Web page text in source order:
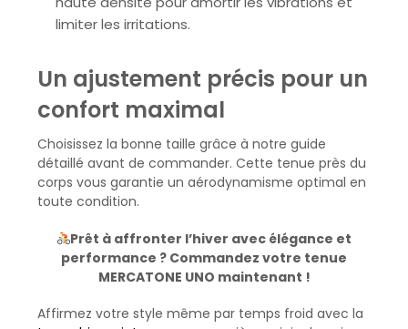
limiter les irritations.
Un ajustement précis pour un
confort maximal
Choisissez la bonne taille grâce à notre guide
détaillé avant de commander. Cette tenue près du
corps vous garantie un aérodynamisme optimal en
toute condition.
Prêt à affronter l’hiver avec élégance et
performance ? Commandez votre tenue
MERCATONE UNO maintenant !
Affirmez votre style même par temps froid avec la